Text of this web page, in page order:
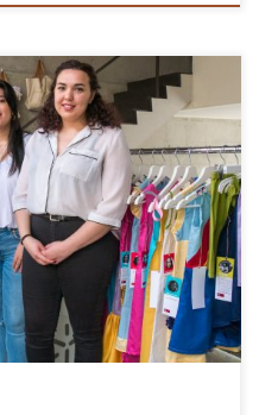
peças para doação às vítimas do
março e causou mais de 600 mortes
e a empresa Crishome Tex uniram-se